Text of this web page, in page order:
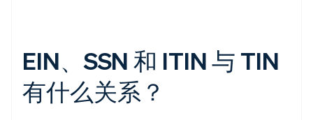
EIN、SSN 和 ITIN 与 TIN
有什么关系？